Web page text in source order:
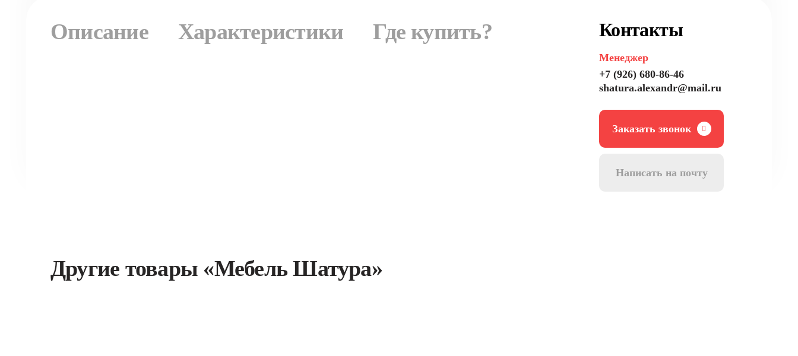
Описание Характеристики Где купить? Контакты
Менеджер
+7 (926) 680-86-46
shatura.alexandr@mail.ru
Заказать звонок
Написать на почту
Другие товары «Мебель Шатура»